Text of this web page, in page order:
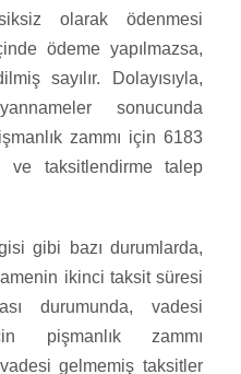
olarak ödenmesi
ödeme yapılmazsa,
sayılır. Dolayısıyla,
sonucunda
zammı için 6183
ve taksitlendirme talep
gibi bazı durumlarda,
ikinci taksit süresi
durumunda, vadesi
pişmanlık zammı
gelmemiş taksitler